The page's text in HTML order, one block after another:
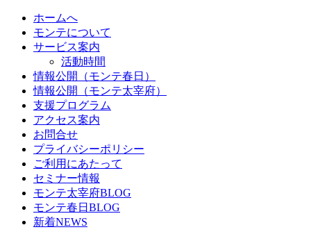
ホームへ
モンテについて
サービス案内
活動時間
情報公開（モンテ春日）
情報公開（モンテ太宰府）
支援プログラム
アクセス案内
お問合せ
プライバシーポリシー
ご利用にあたって
セミナー情報
モンテ太宰府BLOG
モンテ春日BLOG
新着NEWS